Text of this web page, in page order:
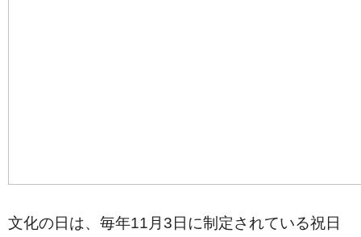
文化の日は、毎年11月3日に制定されている祝日